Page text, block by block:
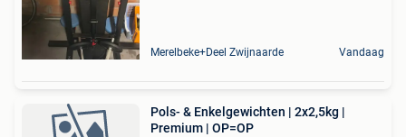
Merelbeke+Deel Zwijnaarde Vandaag
Pols- & Enkelgewichten | 2x2,5kg |
Premium | OP=OP